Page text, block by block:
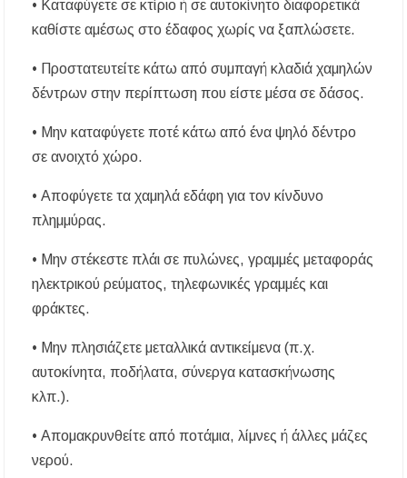
• Καταφύγετε σε κτίριο ή σε αυτοκίνητο διαφορετικά
καθίστε αμέσως στο έδαφος χωρίς να ξαπλώσετε.
• Προστατευτείτε κάτω από συμπαγή κλαδιά χαμηλών
δέντρων στην περίπτωση που είστε μέσα σε δάσος.
• Μην καταφύγετε ποτέ κάτω από ένα ψηλό δέντρο
σε ανοιχτό χώρο.
• Αποφύγετε τα χαμηλά εδάφη για τον κίνδυνο
πλημμύρας.
• Μην στέκεστε πλάι σε πυλώνες, γραμμές μεταφοράς
ηλεκτρικού ρεύματος, τηλεφωνικές γραμμές και
φράκτες.
• Μην πλησιάζετε μεταλλικά αντικείμενα (π.χ.
αυτοκίνητα, ποδήλατα, σύνεργα κατασκήνωσης
κλπ.).
• Απομακρυνθείτε από ποτάμια, λίμνες ή άλλες μάζες
νερού.